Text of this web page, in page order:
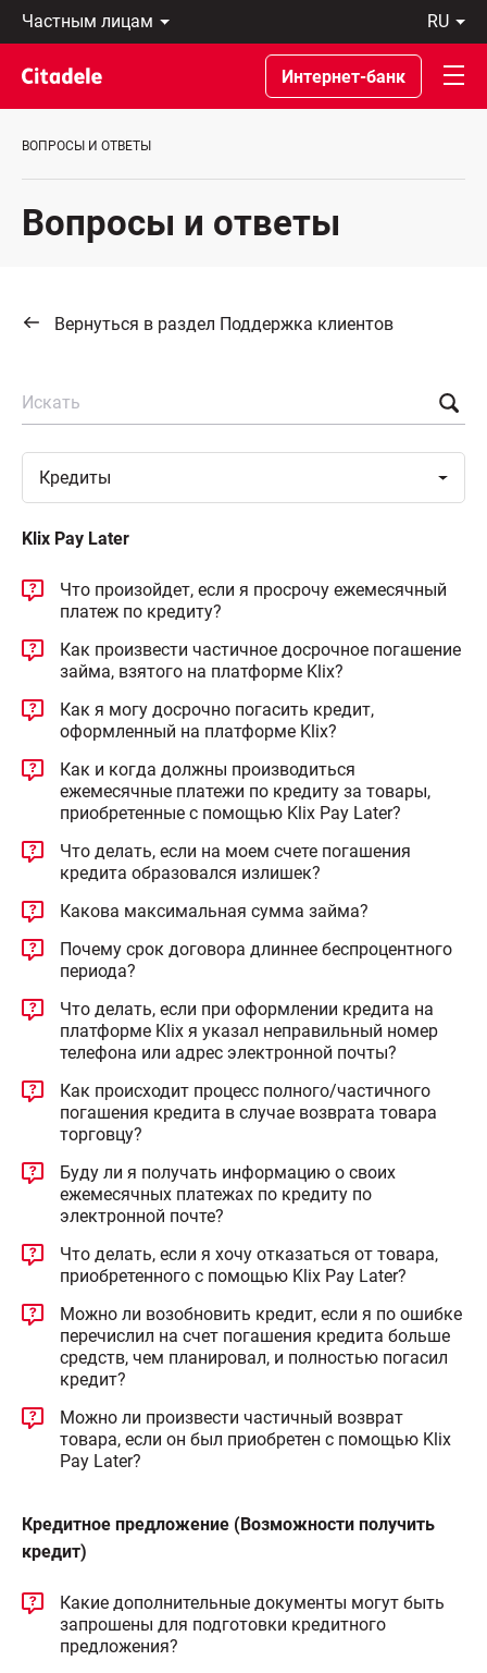
Частным
лицам
Предприятиям
Private
Banking
банке
ru
Latviski
По-
русски
In
Интернет-банк
ВОПРОСЫ И ОТВЕТЫ
Вопросы и ответы
Вернуться в раздел Поддержка клиентов
Искать
Кредиты
Klix Pay Later
Что произойдет, если я просрочу ежемесячный
платеж по кредиту?
Как произвести частичное досрочное погашение
займа, взятого на платформе Klix?
Как я могу досрочно погасить кредит,
оформленный на платформе Klix?
Как и когда должны производиться
ежемесячные платежи по кредиту за товары,
приобретенные с помощью Klix Pay Later?
Что делать, если на моем счете погашения
кредита образовался излишек?
Какова максимальная сумма займа?
Почему срок договора длиннее беспроцентного
периода?
Что делать, если при оформлении кредита на
платформе Klix я указал неправильный номер
телефона или адрес электронной почты?
Как происходит процесс полного/частичного
погашения кредита в случае возврата товара
торговцу?
Буду ли я получать информацию о своих
ежемесячных платежах по кредиту по
электронной почте?
Что делать, если я хочу отказаться от товара,
приобретенного с помощью Klix Pay Later?
Можно ли возобновить кредит, если я по ошибке
перечислил на счет погашения кредита больше
средств, чем планировал, и полностью погасил
кредит?
Можно ли произвести частичный возврат
товара, если он был приобретен с помощью Klix
Pay Later?
Кредитное предложение (Возможности получить
кредит)
Какие дополнительные документы могут быть
запрошены для подготовки кредитного
предложения?